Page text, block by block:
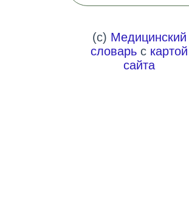
(c) Медицинский
словарь с картой
сайта